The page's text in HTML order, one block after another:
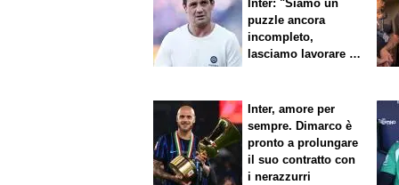
Inter: "Siamo un
puzzle ancora
incompleto,
lasciamo lavorare i
Inter, amore per
sempre. Dimarco è
pronto a prolungare
il suo contratto con
i nerazzurri